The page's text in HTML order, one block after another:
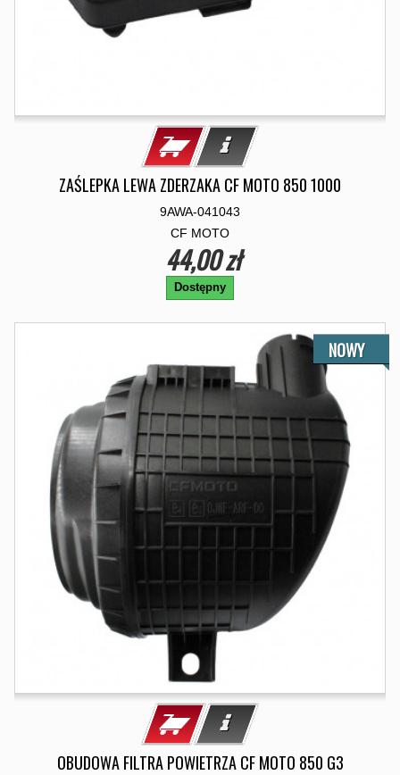
ZAŚLEPKA LEWA ZDERZAKA CF MOTO 850 1000
9AWA-041043
CF MOTO
44,00 zł
Dostępny
NOWY
OBUDOWA FILTRA POWIETRZA CF MOTO 850 G3